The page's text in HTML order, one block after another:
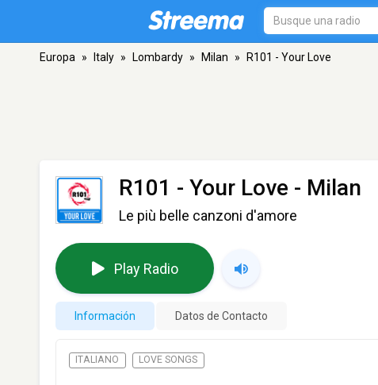
Europa » Italy » Lombardy » Milan » R101 - Your Love
R101 - Your Love - Milan
Le più belle canzoni d'amore
Play Radio
Información Datos de Contacto
ITALIANO LOVE SONGS